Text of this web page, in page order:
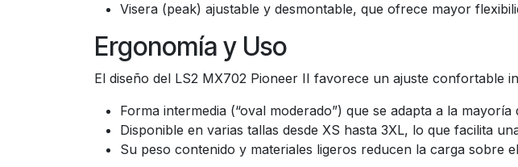
Visera (peak) ajustable y desmontable, que ofrece mayor
Ergonomía y Uso
El diseño del LS2 MX702 Pioneer II favorece un ajuste confortable
Forma intermedia (“oval moderado”) que se adapta a la
Disponible en varias tallas desde XS hasta 3XL, lo que facilita
Su peso contenido y materiales ligeros reducen la carga sobre